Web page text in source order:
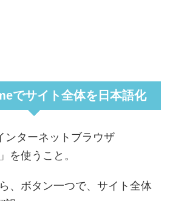
でサイト全体を日本語化
ンターネットブラウザ
」を使うこと。
、ボタン一つで、サイト全体